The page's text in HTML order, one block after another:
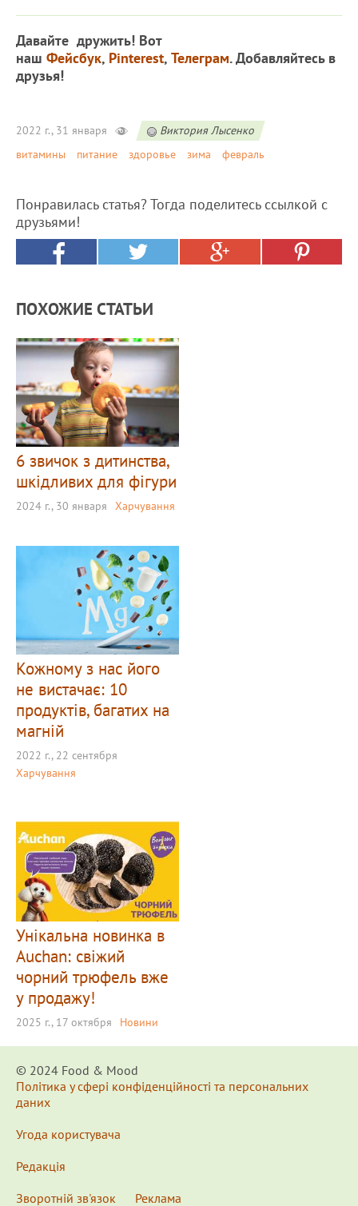
Давайте дружить! Вот
наш Фейсбук, Pinterest, Телеграм. Добавляйтесь в
друзья!
2022 г., 31 января
Виктория Лысенко
витамины
питание здоровье зима февраль
Понравилась статья? Тогда поделитесь ссылкой с
друзьями!
ПОХОЖИЕ СТАТЬИ
6 звичок з дитинства,
шкідливих для фігури
2024 г., 30 января Харчування
Кожному з нас його
не вистачає: 10
продуктів, багатих на
магній
2022 г., 22 сентября
Харчування
Унікальна новинка в
Auchan: свіжий
чорний трюфель вже
у продажу!
2025 г., 17 октября Новини
© 2024 Food & Мood
Політика у сфері конфіденційності та персональних
даних
Угода користувача
Редакція
Зворотній зв'язок
Реклама